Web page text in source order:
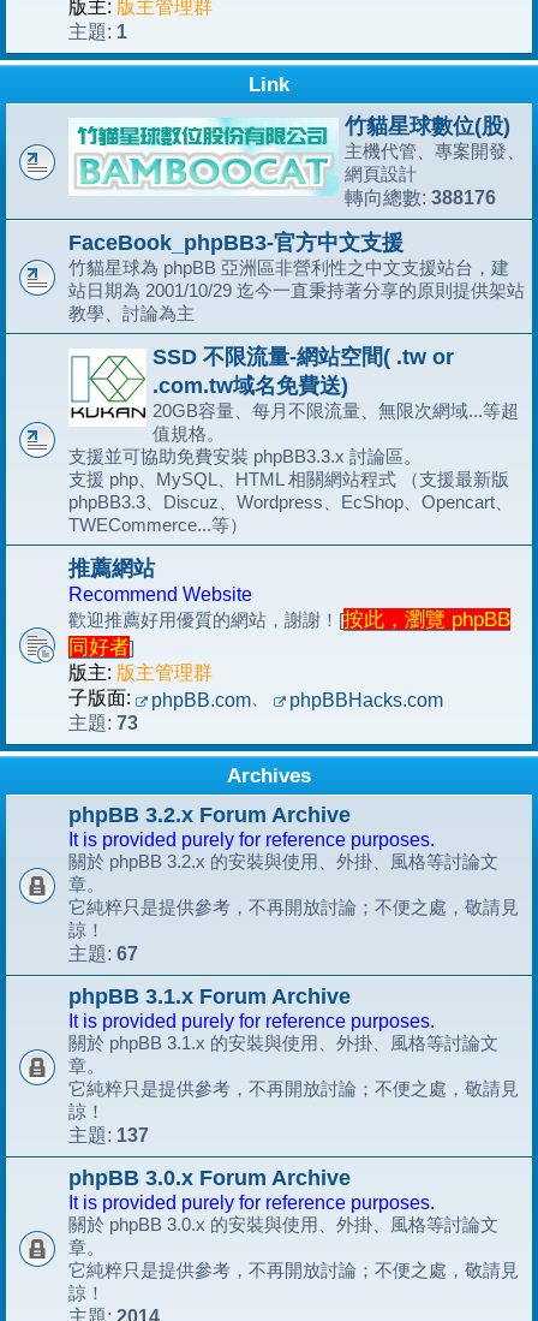
版主: 版主管理群
主題: 1
Link
竹貓星球數位(股)
主機代管、專案開發、
網頁設計
轉向總數: 388176
FaceBook_phpBB3-官方中文支援
竹貓星球為 phpBB 亞洲區非營利性之中文支援站台，建
站日期為 2001/10/29 迄今一直秉持著分享的原則提供架站
教學、討論為主
SSD 不限流量-網站空間( .tw or
.com.tw域名免費送)
20GB容量、每月不限流量、無限次網域...等超
值規格。
支援並可協助免費安裝 phpBB3.3.x 討論區。
支援 php、MySQL、HTML 相關網站程式 （支援最新版
phpBB3.3、Discuz、Wordpress、EcShop、Opencart、
TWECommerce...等）
推薦網站
Recommend Website
歡迎推薦好用優質的網站，謝謝！[按此，瀏覽 phpBB
同好者]
版主: 版主管理群
子版面:
phpBB.com、
phpBBHacks.com
主題: 73
Archives
phpBB 3.2.x Forum Archive
It is provided purely for reference purposes.
關於 phpBB 3.2.x 的安裝與使用、外掛、風格等討論文
章。
它純粹只是提供參考，不再開放討論；不便之處，敬請見
諒！
主題: 67
phpBB 3.1.x Forum Archive
It is provided purely for reference purposes.
關於 phpBB 3.1.x 的安裝與使用、外掛、風格等討論文
章。
它純粹只是提供參考，不再開放討論；不便之處，敬請見
諒！
主題: 137
phpBB 3.0.x Forum Archive
It is provided purely for reference purposes.
關於 phpBB 3.0.x 的安裝與使用、外掛、風格等討論文
章。
它純粹只是提供參考，不再開放討論；不便之處，敬請見
諒！
主題: 2014